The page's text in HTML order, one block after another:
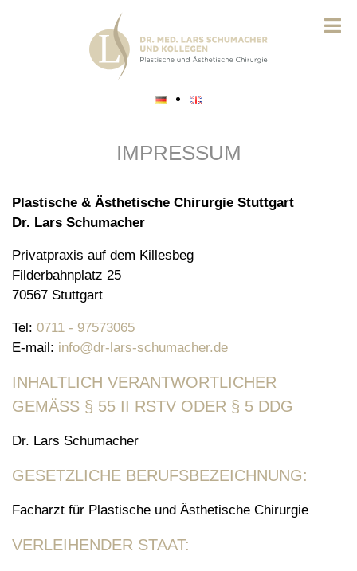
IMPRESSUM
Plastische & Ästhetische Chirurgie Stuttgart
Dr. Lars Schumacher
Privatpraxis auf dem Killesbeg
Filderbahnplatz 25
70567 Stuttgart
Tel: 0711 - 97573065
E-mail: info@dr-lars-schumacher.de
INHALTLICH VERANTWORTLICHER
GEMÄSS § 55 II RSTV ODER § 5 DDG
Dr. Lars Schumacher
GESETZLICHE BERUFSBEZEICHNUNG:
Facharzt für Plastische und Ästhetische Chirurgie
VERLEIHENDER STAAT: